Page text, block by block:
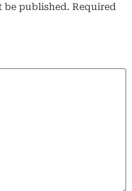
be published. Required